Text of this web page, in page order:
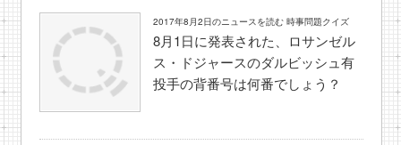
2017年8月2日のニュースを読む 時事問題クイズ
8月1日に発表された、ロサンゼル
ス・ドジャースのダルビッシュ有
投手の背番号は何番でしょう？